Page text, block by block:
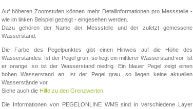
Auf höheren Zoomstufen können mehr Detailinformationen pro Messstelle -
wie im linken Beispiel gezeigt - eingesehen werden.
Dazu gehören der Name der Messstelle und der zuletzt gemessene
Wasserstand.
Die Farbe des Pegelpunktes gibt einen Hinweis auf die Höhe des
Wasserstandes. Ist der Pegel grün, so liegt ein mittlerer Wasserstand vor. Ist
er orange, so ist der Wasserstand niedrig. Ein blauer Pegel zeigt einen
hohen Wasserstand an. Ist der Pegel grau, so liegen keine aktuellen
Wasserstände vor.
Siehe auch die Hilfe zu den Grenzwerten
Die Informationen von PEGELONLINE WMS sind in verschiedene Layer